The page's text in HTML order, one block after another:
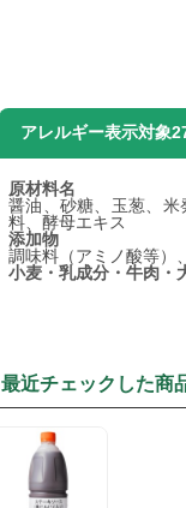
アレルギー表示対象
原材料名
醤油、砂糖、玉葱、
料、酵母エキス
添加物
調味料（アミノ酸等）、
小麦・乳成分・牛肉・
最近チェックした商